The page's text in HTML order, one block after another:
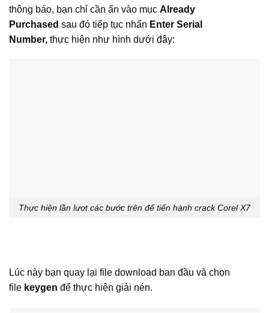
thông báo, bạn chỉ cần ấn vào mục Already
Purchased sau đó tiếp tục nhấn Enter Serial
Number, thực hiện như hình dưới đây:
Thực hiện lần lượt các bước trên để tiến hành crack Corel X7
Lúc này bạn quay lại file download ban đầu và chọn
file keygen để thực hiện giải nén.